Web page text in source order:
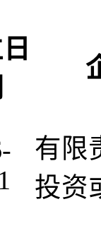
有限
投资